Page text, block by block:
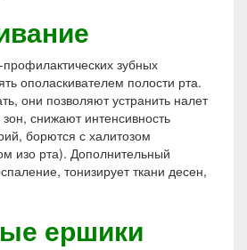
зубных
ополаскивателем полости рта.
они позволяют устранить налет
снижают интенсивность
борются с халитозом
изо рта). Дополнительный
тонизирует ткани десен,
ершики